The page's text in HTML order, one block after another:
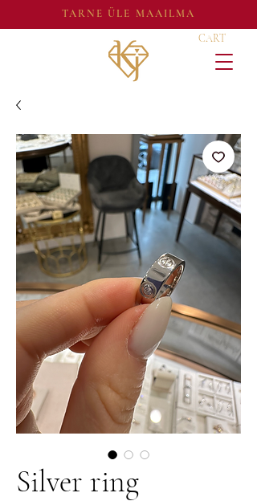
TARNE ÜLE MAAILMA
CART
Silver ring